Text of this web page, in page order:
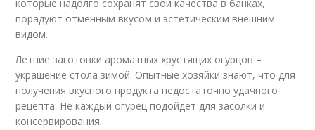
которые надолго сохранят свои качества в банках,
порадуют отменным вкусом и эстетическим внешним
видом.
Летние заготовки ароматных хрустящих огурцов –
украшение стола зимой. Опытные хозяйки знают, что для
получения вкусного продукта недостаточно удачного
рецепта. Не каждый огурец подойдет для засолки и
консервирования.